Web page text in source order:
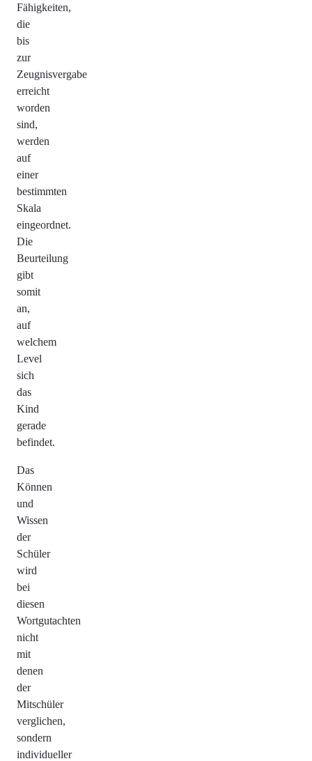
Fähigkeiten,
die
bis
zur
Zeugnisvergabe
erreicht
worden
sind,
werden
auf
einer
bestimmten
Skala
eingeordnet.
Die
Beurteilung
gibt
somit
an,
auf
welchem
Level
sich
das
Kind
gerade
befindet.
Das
Können
und
Wissen
der
Schüler
wird
bei
diesen
Wortgutachten
nicht
mit
denen
der
Mitschüler
verglichen,
sondern
individueller